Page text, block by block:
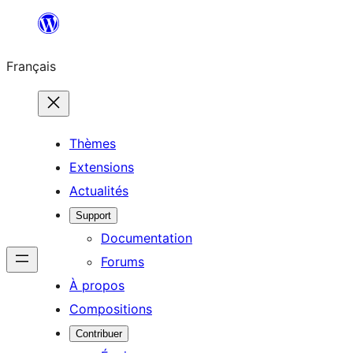
contenu
Français
Thèmes
Extensions
Actualités
Support
Documentation
Forums
À propos
Compositions
Contribuer